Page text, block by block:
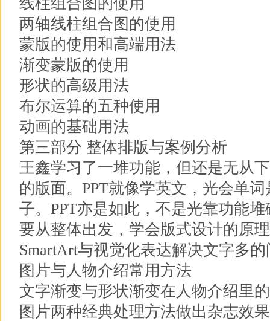
两轴线柱组合图的使用
蒙版的使用和高端用法
渐变蒙版的使用
形状的高级用法
布尔运算的五种使用
动画的基础用法
第三部分 整体排版与案例分析
王鑫学习了一堆功能，但还是无从
的版面。PPT就像学英文，光会单
子。PPT亦是如此，不是光靠功能
要从整体出发，学会版式设计的原
SmartArt与视觉化表达解决文字多的
图片与人物介绍常用方法
文字渐变与形状渐变在人物介绍里
图片两种经典处理方法做出杂志效果